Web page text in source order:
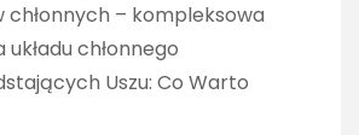
chłonnych – kompleksowa
chłonnego
Uszu: Co Warto